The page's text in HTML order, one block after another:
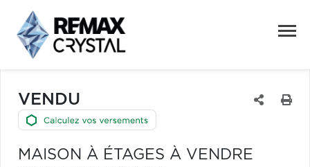
VENDU
MAISON À ÉTAGES À VENDRE